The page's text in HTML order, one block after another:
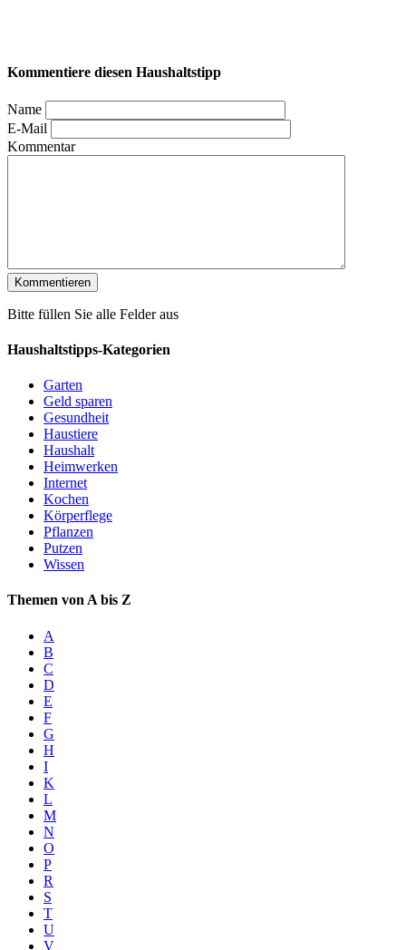
Kommentiere diesen Haushaltstipp
Name
E-Mail
Kommentar
Bitte füllen Sie alle Felder aus
Haushaltstipps-Kategorien
Garten
Geld sparen
Gesundheit
Haustiere
Haushalt
Heimwerken
Internet
Kochen
Körperflege
Pflanzen
Putzen
Wissen
Themen von A bis Z
A
B
C
D
E
F
G
H
I
K
L
M
N
O
P
R
S
T
U
V